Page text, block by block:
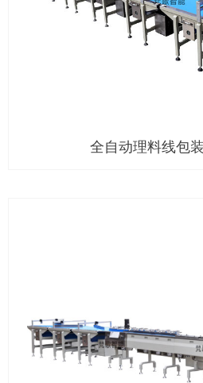
全自动理料线包